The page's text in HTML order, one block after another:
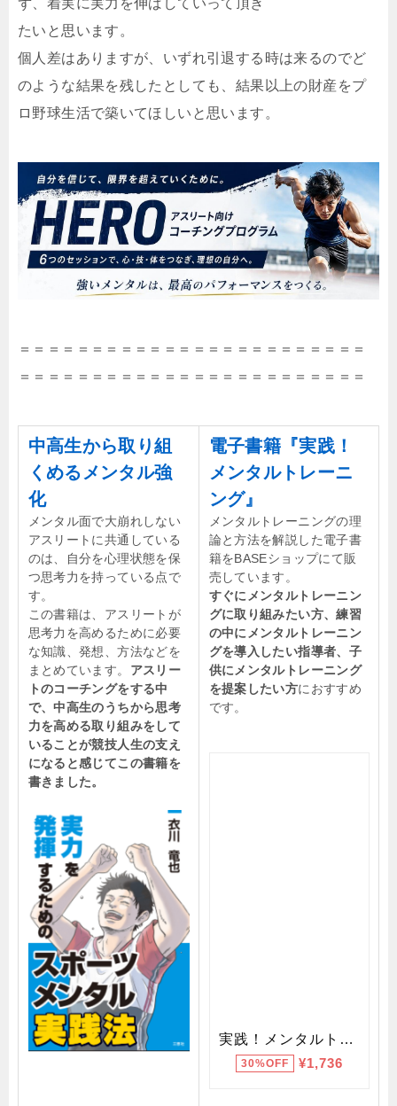
ず、着実に実力を伸ばしていって頂き
たいと思います。
個人差はありますが、いずれ引退する時は来るのでど
のような結果を残したとしても、結果以上の財産をプ
ロ野球生活で築いてほしいと思います。
＝＝＝＝＝＝＝＝＝＝＝＝＝＝＝＝＝＝＝＝＝＝＝＝
＝＝＝＝＝＝＝＝＝＝＝＝＝＝＝＝＝＝＝＝＝＝＝＝
中高生から取り組
くめるメンタル強
化
メンタル面で大崩れしない
アスリートに共通している
のは、自分を心理状態を保
つ思考力を持っている点で
す。
この書籍は、アスリートが
思考力を高めるために必要
な知識、発想、方法などを
まとめています。 アスリー
トのコーチングをする中
で、中高生のうちから思考
力を高める取り組みをして
いることが競技人生の支え
になると感じてこの書籍を
書きました。
電子書籍『実践！
メンタルトレーニ
ング』
メンタルトレーニングの理
論と方法を解説した電子書
籍をBASEショップにて販
売しています。
すぐにメンタルトレーニン
グに取り組みたい方、練習
の中にメンタルトレーニン
グを導入したい指導者、子
供にメンタルトレーニング
を提案したい方におすすめ
です。